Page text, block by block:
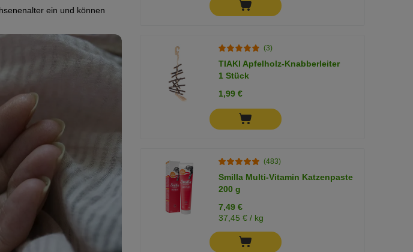
ein und können
(3)
TIAKI Apfelholz-Knabberleiter
1 Stück
1,99 €
(483)
Smilla Multi-Vitamin Katzenpaste
200 g
7,49 €
37,45 € / kg